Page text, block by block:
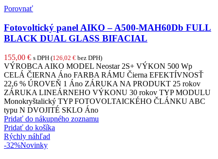
Porovnať
Fotovoltický panel AIKO – A500-MAH60Db FULL
BLACK DUAL GLASS BIFACIAL
155,00 € s DPH (126,02 € bez DPH)
VÝROBCA AIKO MODEL Neostar 2S+ VÝKON 500 Wp
CELÁ ČIERNA Áno FARBA RÁMU Čierna EFEKTÍVNOSŤ
22,6 % ÚROVEŇ 1 Áno ZÁRUKA NA PRODUKT 25 rokov
ZÁRUKA LINEÁRNEHO VÝKONU 30 rokov TYP MODULU
Monokryštalický TYP FOTOVOLTAICKÉHO ČLÁNKU ABC
typu N DVOJITÉ SKLO Áno
Pridať do nákupného zoznamu
Pridať do košíka
Rýchly náhľad
-32%Novinky